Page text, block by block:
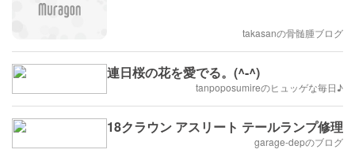
takasanの骨髄腫ブログ
連日桜の花を愛でる。(^-^)
tanpoposumireのヒュッゲな毎日♪
18クラウン アスリート テールランプ修理
garage-depのブログ